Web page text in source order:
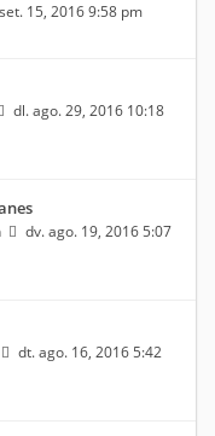
15, 2016 9:58 pm
dl. ago. 29, 2016 10:18
dv. ago. 19, 2016 5:07
dt. ago. 16, 2016 5:42